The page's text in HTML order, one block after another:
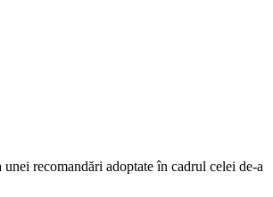
recomandări adoptate în cadrul celei de-a